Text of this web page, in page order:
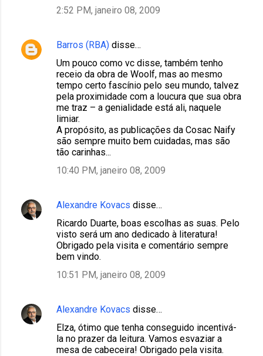
2:52 PM, janeiro 08, 2009
Barros (RBA) disse…
Um pouco como vc disse, também tenho
receio da obra de Woolf, mas ao mesmo
tempo certo fascínio pelo seu mundo, talvez
pela proximidade com a loucura que sua obra
me traz – a genialidade está ali, naquele
limiar.
A propósito, as publicações da Cosac Naify
são sempre muito bem cuidadas, mas são
tão carinhas...
10:40 PM, janeiro 08, 2009
Alexandre Kovacs disse…
Ricardo Duarte, boas escolhas as suas. Pelo
visto será um ano dedicado à literatura!
Obrigado pela visita e comentário sempre
bem vindo.
10:51 PM, janeiro 08, 2009
Alexandre Kovacs disse…
Elza, ótimo que tenha conseguido incentivá-
la no prazer da leitura. Vamos esvaziar a
mesa de cabeceira! Obrigado pela visita.